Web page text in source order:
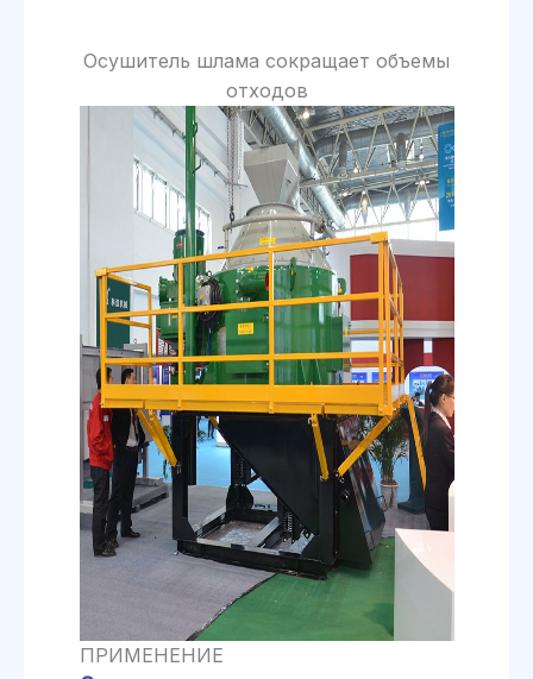
Осушитель шлама сокращает объемы
отходов
ПРИМЕНЕНИЕ